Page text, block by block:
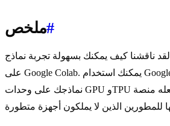
ملخص#
لقد ناقشنا كيف يمكنك بسهولة تجربة نماذج Ultralytics YOLO26
على Google Colab. يمكنك استخدام Google Colab لتدريب وتقييم
نماذجك على وحدات GPU وTPU ببضع نقرات، مما يجعله منصة